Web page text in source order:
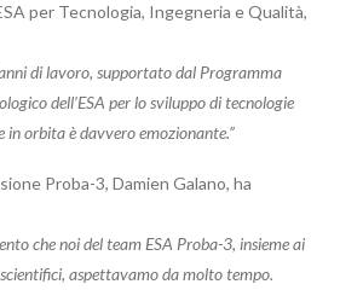
per Tecnologia, Ingegneria e Qualità,
di lavoro, supportato dal Programma
dell’ESA per lo sviluppo di tecnologie
orbita è davvero emozionante.”
Proba-3, Damien Galano, ha
che noi del team ESA Proba-3, insieme ai
aspettavamo da molto tempo.